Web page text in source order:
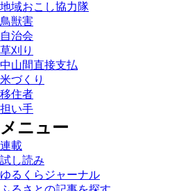
地域おこし協力隊
鳥獣害
自治会
草刈り
中山間直接支払
米づくり
移住者
担い手
メニュー
連載
試し読み
ゆるくらジャーナル